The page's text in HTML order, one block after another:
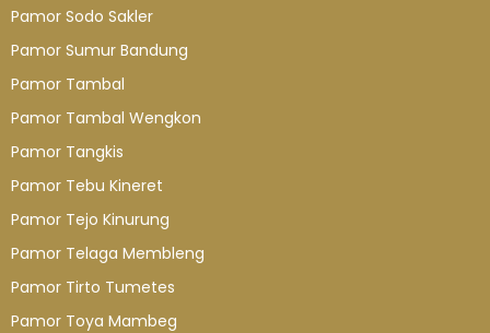
Pamor Sodo Sakler
Pamor Sumur Bandung
Pamor Tambal
Pamor Tambal Wengkon
Pamor Tangkis
Pamor Tebu Kineret
Pamor Tejo Kinurung
Pamor Telaga Membleng
Pamor Tirto Tumetes
Pamor Toya Mambeg